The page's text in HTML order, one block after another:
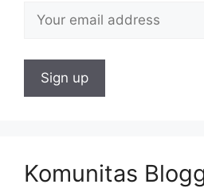
Komunitas